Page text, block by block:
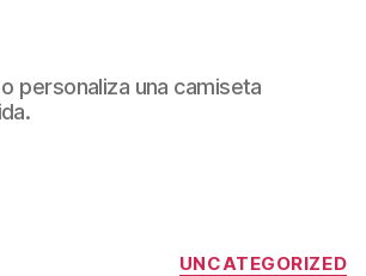
personaliza una camiseta
Categorías
UNCATEGORIZED